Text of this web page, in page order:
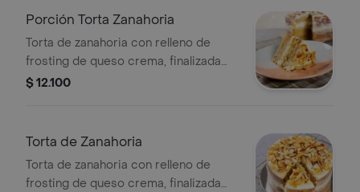
Porción Torta Zanahoria
Torta de zanahoria con relleno de
frosting de queso crema, finalizada
con almendras, 1 unidad.
$ 12.100
Torta de Zanahoria
Torta de zanahoria con relleno de
frosting de queso crema, finalizada